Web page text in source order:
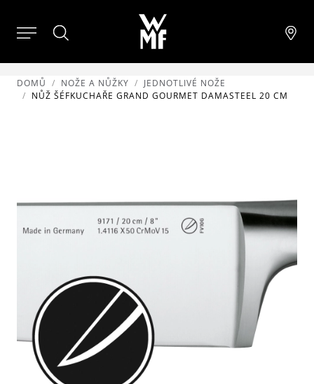
DOMŮ NOŽE A NŮŽKY
JEDNOTLIVÉ NOŽE
NŮŽ ŠÉFKUCHAŘE GRAND GOURMET DAMASTEEL 20 CM